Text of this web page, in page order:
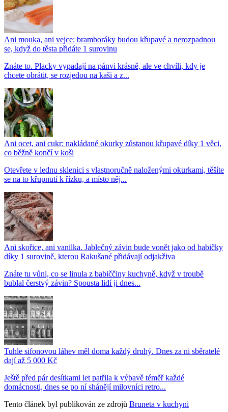
Ani mouka, ani vejce: bramboráky budou křupavé a nerozpadnou
se, když do těsta přidáte 1 surovinu
Znáte to. Placky vypadají na pánvi krásně, ale ve chvíli, kdy je
chcete obrátit, se rozjedou na kaši a z...
Ani ocet, ani cukr: nakládané okurky zůstanou křupavé díky 1 věci,
co běžně končí v koši
Otevřete v lednu sklenici s vlastnoručně naloženými okurkami, těšíte
se na to křupnutí k řízku, a místo něj...
Ani skořice, ani vanilka. Jablečný závin bude vonět jako od babičky
díky 1 surovině, kterou Rakušané přidávají odjakživa
Znáte tu vůni, co se linula z babiččiny kuchyně, když v troubě
bublal čerstvý závin? Spousta lidí ji dnes...
Tuhle sifonovou láhev měl doma každý druhý. Dnes za ni sběratelé
dají až 5 000 Kč
Ještě před pár desítkami let patřila k výbavě téměř každé
domácnosti, dnes se po ní shánějí milovníci retro...
Tento článek byl publikován ze zdrojů Bruneta v kuchyni